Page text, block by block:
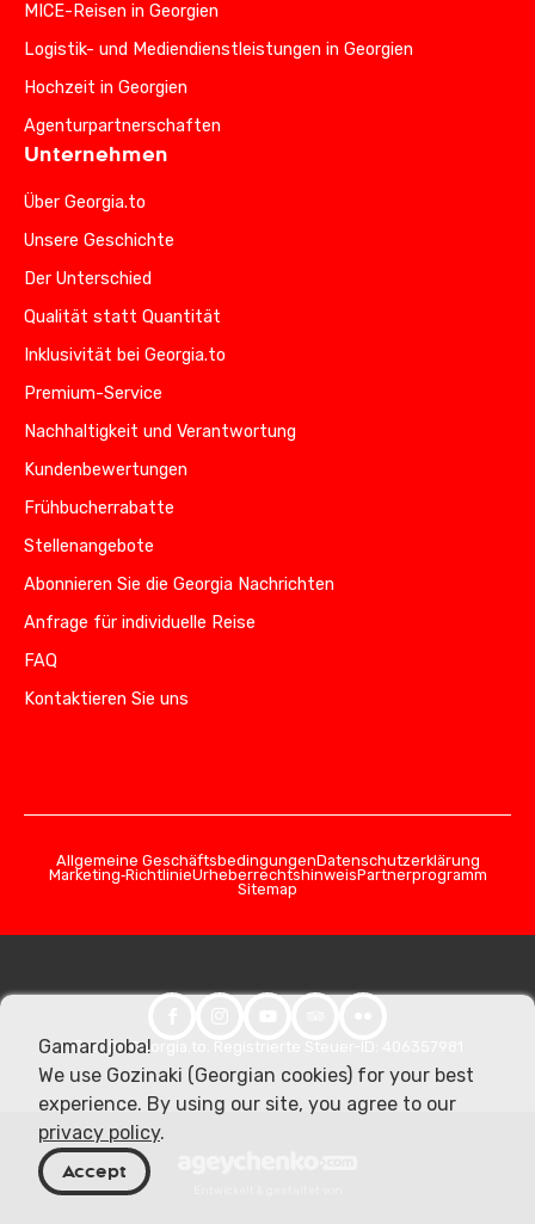
MICE-Reisen in Georgien
Logistik- und Mediendienstleistungen in Georgien
Hochzeit in Georgien
Agenturpartnerschaften
Unternehmen
Über Georgia.to
Unsere Geschichte
Der Unterschied
Qualität statt Quantität
Inklusivität bei Georgia.to
Premium-Service
Nachhaltigkeit und Verantwortung
Kundenbewertungen
Frühbucherrabatte
Stellenangebote
Abonnieren Sie die Georgia Nachrichten
Anfrage für individuelle Reise
FAQ
Kontaktieren Sie uns
Allgemeine GeschäftsbedingungenDatenschutzerklärung
Marketing‑RichtlinieUrheberrechtshinweisPartnerprogramm
Sitemap
© 2026 Georgia.to. Registrierte Steuer-ID: 406357981
Gamardjoba!
We use Gozinaki (Georgian cookies) for your best
experience. By using our site, you agree to our
privacy policy.
Accept